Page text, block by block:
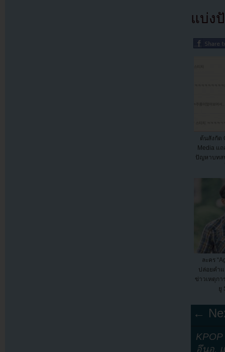
แบ่ง
ต้นสังกัด
Media แ
ปัญหาบทส
ละคร
ปล่อยคำ
ข่าวเหตุก
ยู
←
อึนอู,